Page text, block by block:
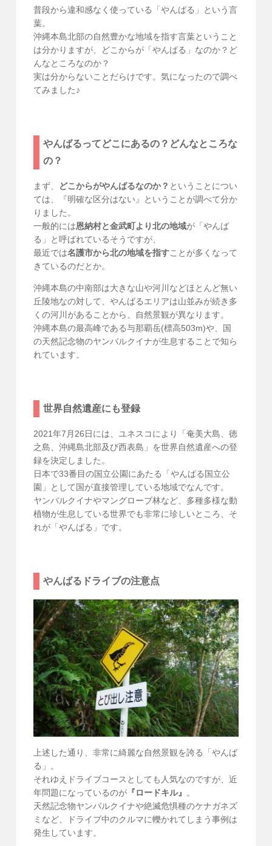
普段から違和感なく使っている「やんばる」という言
葉。
沖縄本島北部の自然豊かな地域を指す言葉ということ
は分かりますが、どこからが「やんばる」なのか？ど
んなところなのか？
実は分からないことだらけです。気になったので調べ
てみました♪
やんばるってどこにあるの？どんなところな
の？
まず、 どこからがやんばるなのか？ ということについ
ては、『明確な区分はない』ということが調べて分か
りました。
一般的には恩納村と金武町より北の地域が「やんば
る」と呼ばれているそうですが、
最近では名護市から北の地域を指すことが多くなって
きているのだとか。
沖縄本島の中南部は大きな山や河川などほとんど無い
丘陵地なの対して、やんばるエリアは山並みが続き多
くの河川があることから、自然景観が異なります。
沖縄本島の最高峰である与那覇岳(標高503m)や、国
の天然記念物のヤンバルクイナが生息することで知ら
れています。
世界自然遺産にも登録
2021年7月26日には、ユネスコにより「奄美大島、徳
之島、沖縄島北部及び西表島」を世界自然遺産への登
録を決定しました。
日本で33番目の国立公園にあたる「やんばる国立公
園」として国が直接管理している地域でなんです。
ヤンバルクイナやマングローブ林など、多種多様な動
植物が生息している世界でも非常に珍しいところ、そ
れが「やんばる」です。
やんばるドライブの注意点
上述した通り、非常に綺麗な自然景観を誇る「やんば
る」。
それゆえドライブコースとしても人気なのですが、近
年問題になっているのが『ロードキル』 。
天然記念物ヤンバルクイナや絶滅危惧種のケナガネズ
ミなど、ドライブ中のクルマに轢かれてしまう事例は
発生しています。